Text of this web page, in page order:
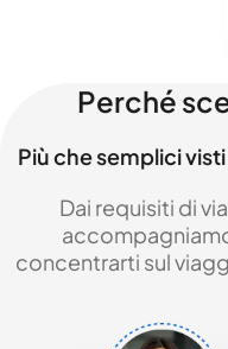
Perché
Più che semplici
Dai requisiti di
concentrarti sul